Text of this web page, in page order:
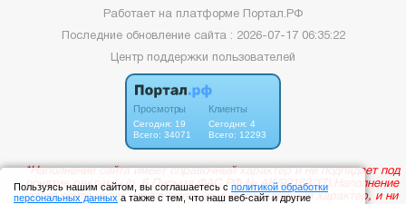
Пользуясь нашим сайтом, вы соглашаетесь с политикой обработки
персональных данных а также с тем, что наш веб-сайт и другие
Работает на платформе
Портал.РФ
Последние обновление сайта : 2026-07-17 06:35:22
Центр поддержки пользователей